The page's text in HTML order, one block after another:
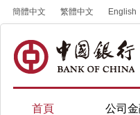
簡體中文 繁體中文 English
首頁 公司